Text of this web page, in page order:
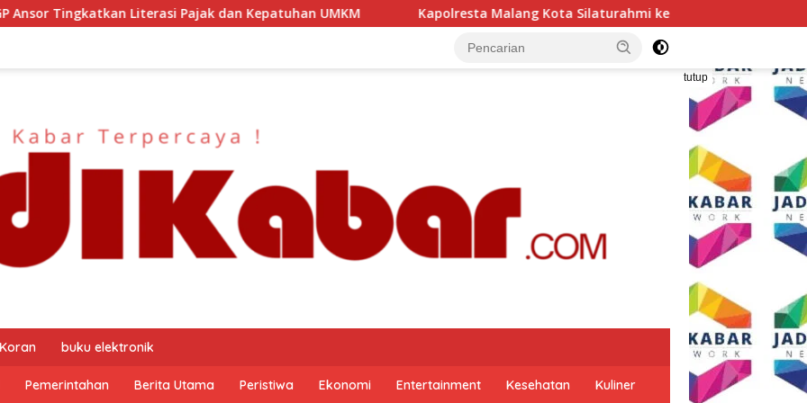
Kepatuhan UMKM Kapolresta Malang Kota Silaturahmi ke PCNU, Perkuat Sinergi Ulama dan Polri Jaga
tutup
buku elektronik
Pemerintahan Berita Utama Peristiwa Ekonomi Entertainment Kesehatan Kuliner